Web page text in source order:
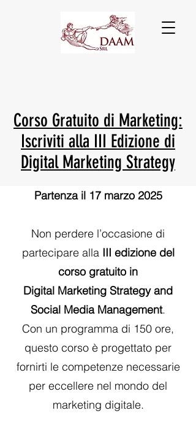
Corso Gratuito di Marketing:
Iscriviti alla III Edizione di
Digital Marketing Strategy
Partenza il 17 marzo 2025
Non perdere l’occasione di
partecipare alla III edizione del
corso gratuito in
Digital Marketing Strategy and
Social Media Management.
Con un programma di 150 ore,
questo corso è progettato per
fornirti le competenze necessarie
per eccellere nel mondo del
marketing digitale.